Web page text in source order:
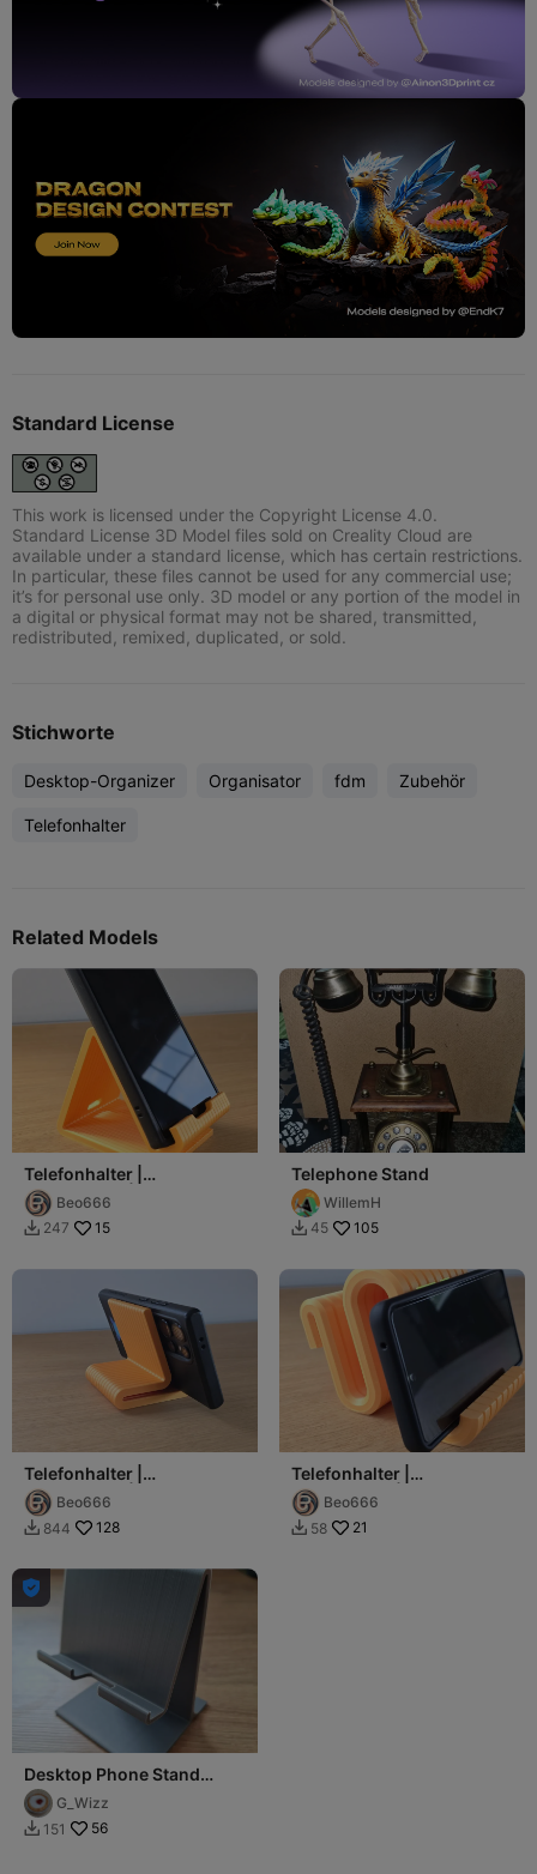
Standard License
This work is licensed under the Copyright License 4.0.
Standard License 3D Model files sold on Creality Cloud are
available under a standard license, which has certain restrictions.
In particular, these files cannot be used for any commercial use;
it’s for personal use only. 3D model or any portion of the model in
a digital or physical format may not be shared, transmitted,
redistributed, remixed, duplicated, or sold.
Stichworte
Desktop-Organizer Organisator fdm Zubehör
Telefonhalter
Related Models
Telefonhalter |
Handyhalter |
Mobiltelefonständer
Beo666
 247 15
Telephone Stand
WillemH
 45 105
Telefonhalter |
Handyhalter |
Mobiltelefonständer
Beo666
 844 128
Telefonhalter |
Handyhalter |
Mobiltelefonständer
Beo666
 58 21

Desktop Phone Stand
(with charge cable
access).
G_Wizz
 151 56